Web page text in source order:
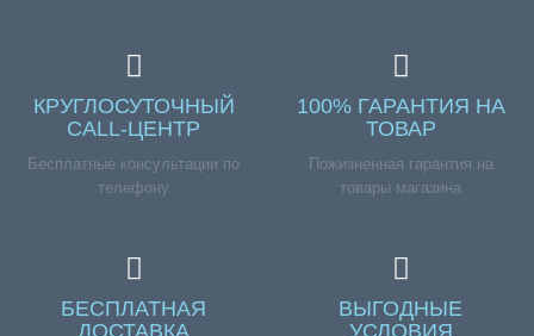
КРУГЛОСУТОЧНЫЙ
CALL-ЦЕНТР
Бесплатные консультации по
телефону
100% ГАРАНТИЯ НА
ТОВАР
Пожизненная гарантия на
товары магазина
БЕСПЛАТНАЯ
ДОСТАВКА
ВЫГОДНЫЕ
УСЛОВИЯ